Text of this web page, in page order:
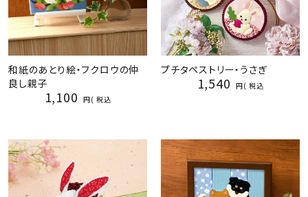
和紙のあとり絵・フクロウの仲
良し親子
1,100 税込
プチタペストリー・うさぎ
1,540 税込